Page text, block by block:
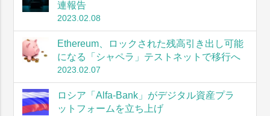
連報告
2023.02.08
Ethereum、ロックされた残高引き出し可能
になる「シャペラ」テストネットで移行へ
2023.02.07
ロシア「Alfa-Bank」がデジタル資産プラ
ットフォームを立ち上げ